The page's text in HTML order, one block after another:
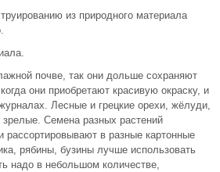
из природного материала
почве, так они дольше сохраняют
они приобретают красивую окраску, и
Лесные и грецкие орехи, жёлуди,
Семена разных растений
в разные картонные
рябины, бузины лучше использовать
надо в небольшом количестве,